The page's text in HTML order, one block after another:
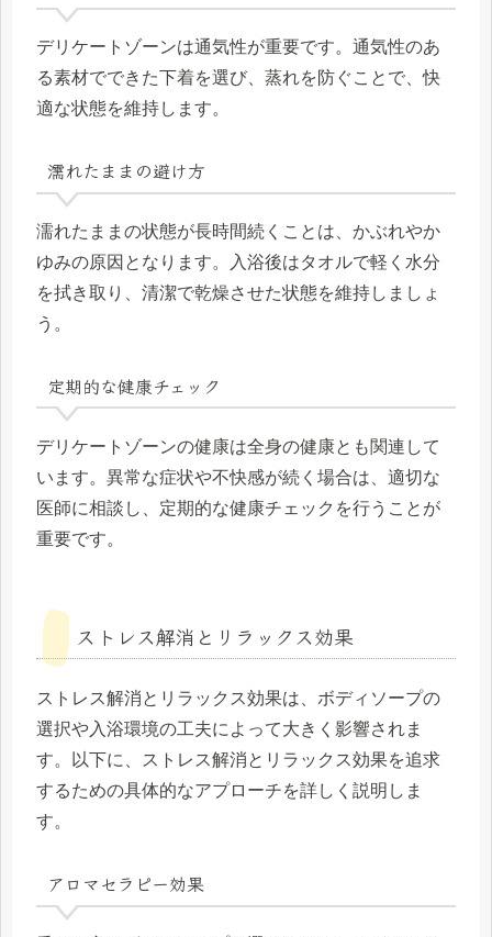
デリケートゾーンは通気性が重要です。通気性のあ
る素材でできた下着を選び、蒸れを防ぐことで、快
適な状態を維持します。
濡れたままの避け方
濡れたままの状態が長時間続くことは、かぶれやか
ゆみの原因となります。入浴後はタオルで軽く水分
を拭き取り、清潔で乾燥させた状態を維持しましょ
う。
定期的な健康チェック
デリケートゾーンの健康は全身の健康とも関連して
います。異常な症状や不快感が続く場合は、適切な
医師に相談し、定期的な健康チェックを行うことが
重要です。
ストレス解消とリラックス効果
ストレス解消とリラックス効果は、ボディソープの
選択や入浴環境の工夫によって大きく影響されま
す。以下に、ストレス解消とリラックス効果を追求
するための具体的なアプローチを詳しく説明しま
す。
アロマセラピー効果